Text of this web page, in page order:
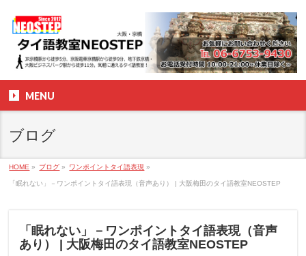
MENU
ブログ
HOME » ブログ » ワンポイントタイ語表現 »
「眠れない」－ワンポイントタイ語表現（音声あり） | 大阪梅田のタイ語教室NEOSTEP
「眠れない」－ワンポイントタイ語表現（音声
あり） | 大阪梅田のタイ語教室NEOSTEP